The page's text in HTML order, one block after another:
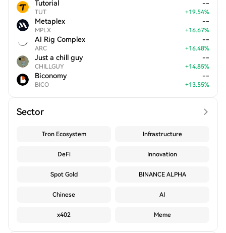
Tutorial
TUT
--
+19.54%
Metaplex
MPLX
--
+16.67%
AI Rig Complex
ARC
--
+16.48%
Just a chill guy
CHILLGUY
--
+14.85%
Biconomy
BICO
--
+13.55%
Sector
Tron Ecosystem Infrastructure
DeFi Innovation
Spot Gold BINANCE ALPHA
Chinese AI
x402 Meme